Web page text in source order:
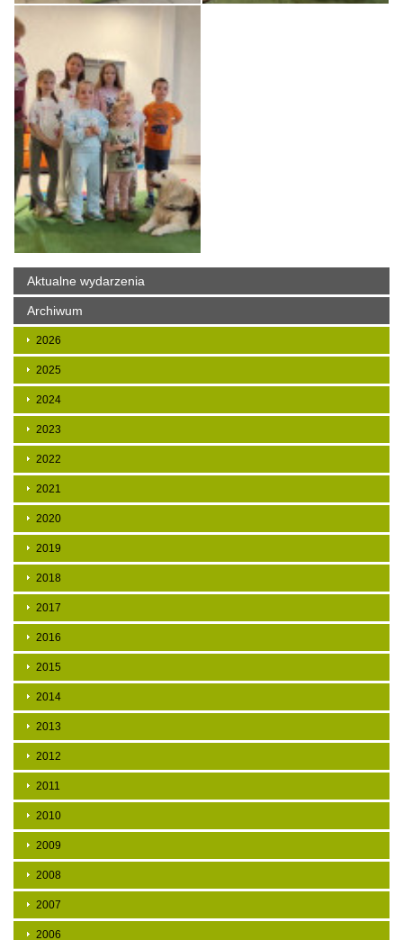
Aktualne wydarzenia
Archiwum
2026
2025
2024
2023
2022
2021
2020
2019
2018
2017
2016
2015
2014
2013
2012
2011
2010
2009
2008
2007
2006